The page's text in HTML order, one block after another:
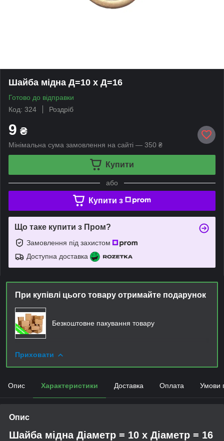
Шайба мідна Д=10 х Д=16
Готово до відправки
Код: 324
Роздріб
9 ₴
Мінімальна сума замовлення на сайті — 350 ₴
Купити
або
Купити з
Що таке купити з Пром?
Замовлення під захистом
Доступна доставка
При купівлі цього товару отримайте подарунок
Безкоштовне пакування товару
Приховати
Опис Характеристики Доставка Оплата Умови
Опис
Шайба мідна Діаметр = 10 х Діаметр = 16